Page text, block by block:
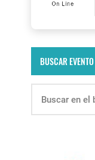
BUSCAR EVENTO